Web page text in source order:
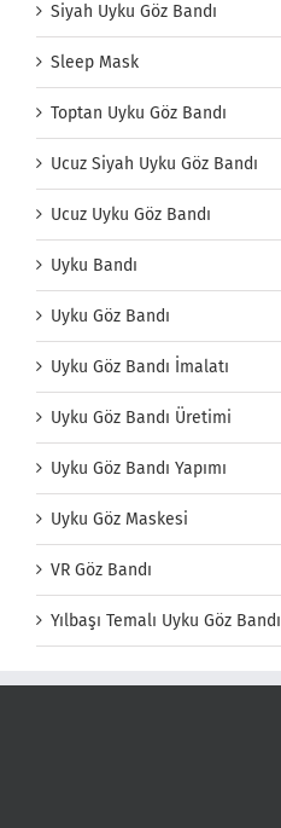
Siyah Uyku Göz Bandı
Sleep Mask
Toptan Uyku Göz Bandı
Ucuz Siyah Uyku Göz Bandı
Ucuz Uyku Göz Bandı
Uyku Bandı
Uyku Göz Bandı
Uyku Göz Bandı İmalatı
Uyku Göz Bandı Üretimi
Uyku Göz Bandı Yapımı
Uyku Göz Maskesi
VR Göz Bandı
Yılbaşı Temalı Uyku Göz Bandı